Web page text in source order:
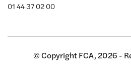
01 44 37 02 00
© Copyright FCA, 2026 -